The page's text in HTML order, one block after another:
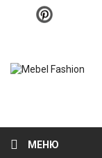
МЕНЮ